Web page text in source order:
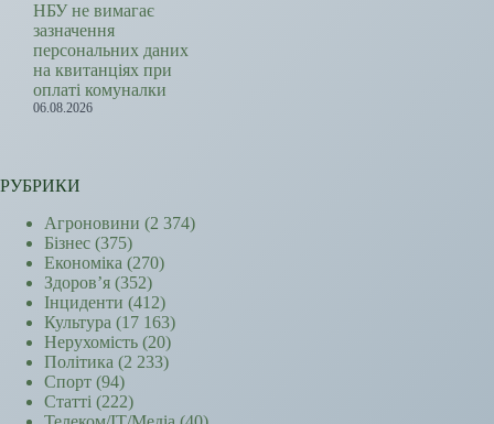
НБУ не вимагає
зазначення
персональних даних
на квитанціях при
оплаті комуналки
06.08.2026
РУБРИКИ
Агроновини (2 374)
Бізнес (375)
Економіка (270)
Здоров’я (352)
Інциденти (412)
Культура (17 163)
Нерухомість (20)
Політика (2 233)
Спорт (94)
Статті (222)